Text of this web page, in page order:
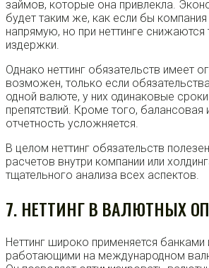
займов, которые она привлекла.
будет таким же, как если бы компания
напрямую, но при неттинге снижаются
издержки.
Однако неттинг обязательств имеет
возможен, только если
одной валюте, у них одинаковые
препятствий. Кроме того, балансовая
отчетность усложняется.
В целом неттинг обязательств
расчетов внутри компании или
тщательного анализа всех аспектов.
7. НЕТТИНГ В ВАЛЮТНЫХ
Неттинг широко применяется банками
работающими на международном